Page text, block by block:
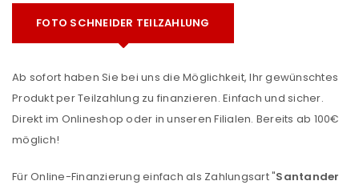
FOTO SCHNEIDER TEILZAHLUNG
Ab sofort haben Sie bei uns die Möglichkeit, Ihr gewünschtes
Produkt per Teilzahlung zu finanzieren. Einfach und sicher.
Direkt im Onlineshop oder in unseren Filialen. Bereits ab 100€
möglich!
Für Online-Finanzierung einfach als Zahlungsart "Santander